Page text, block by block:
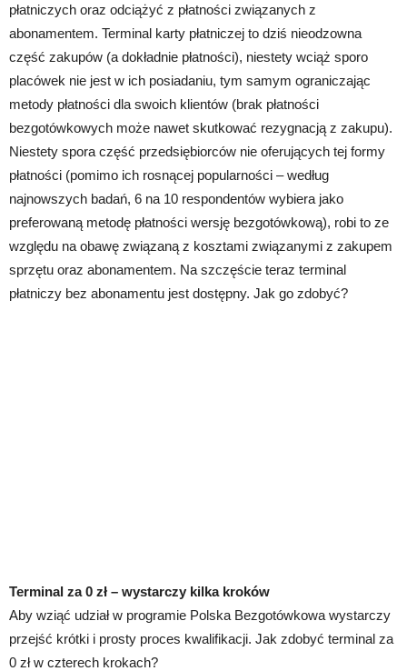
płatniczych oraz odciążyć z płatności związanych z
abonamentem. Terminal karty płatniczej to dziś nieodzowna
część zakupów (a dokładnie płatności), niestety wciąż sporo
placówek nie jest w ich posiadaniu, tym samym ograniczając
metody płatności dla swoich klientów (brak płatności
bezgotówkowych może nawet skutkować rezygnacją z zakupu).
Niestety spora część przedsiębiorców nie oferujących tej formy
płatności (pomimo ich rosnącej popularności – według
najnowszych badań, 6 na 10 respondentów wybiera jako
preferowaną metodę płatności wersję bezgotówkową), robi to ze
względu na obawę związaną z kosztami związanymi z zakupem
sprzętu oraz abonamentem. Na szczęście teraz terminal
płatniczy bez abonamentu jest dostępny. Jak go zdobyć?
Terminal za 0 zł – wystarczy kilka kroków
Aby wziąć udział w programie Polska Bezgotówkowa wystarczy
przejść krótki i prosty proces kwalifikacji. Jak zdobyć terminal za
0 zł w czterech krokach?